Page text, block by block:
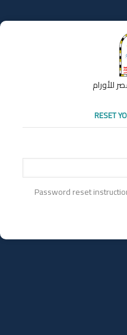
للأورام
RESET
Password reset